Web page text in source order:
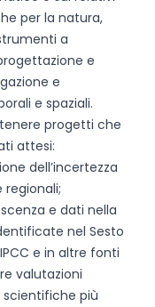
per la natura,
a
e
e
e spaziali.
progetti che
attesi:
dell’incertezza
e dati nella
nel Sesto
e in altre fonti
valutazioni
scientifiche più